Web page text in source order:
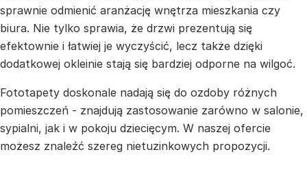
sprawnie odmienić aranżację wnętrza mieszkania czy
biura. Nie tylko sprawia, że drzwi prezentują się
efektownie i łatwiej je wyczyścić, lecz także dzięki
dodatkowej okleinie stają się bardziej odporne na wilgoć.
Fototapety doskonale nadają się do ozdoby różnych
pomieszczeń - znajdują zastosowanie zarówno w salonie,
sypialni, jak i w pokoju dziecięcym. W naszej ofercie
możesz znaleźć szereg nietuzinkowych propozycji.